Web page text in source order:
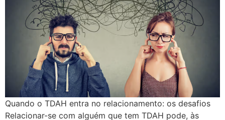
Quando o TDAH entra no relacionamento: os desafios
Relacionar-se com alguém que tem TDAH pode, às